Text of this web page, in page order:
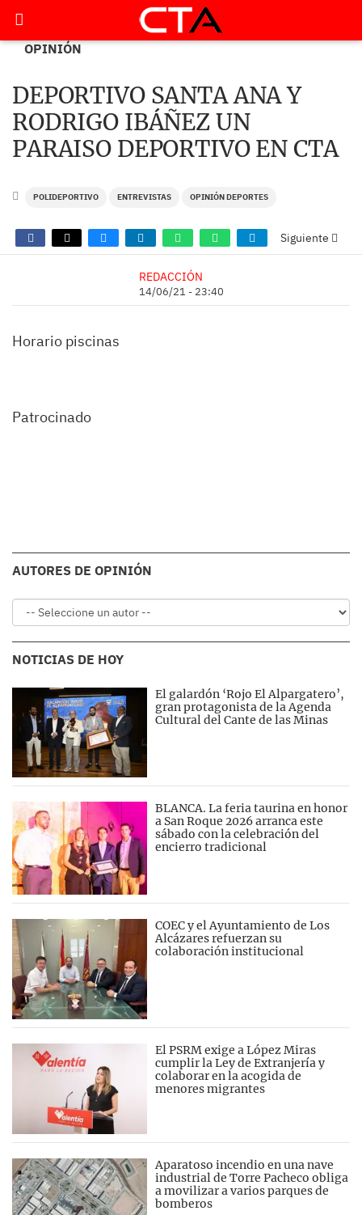
OPINIÓN
DEPORTIVO SANTA ANA Y
RODRIGO IBÁÑEZ UN
PARAISO DEPORTIVO EN CTA
POLIDEPORTIVO ENTREVISTAS OPINIÓN DEPORTES
Siguiente
REDACCIÓN
14/06/21 - 23:40
Horario piscinas
Patrocinado
AUTORES DE OPINIÓN
NOTICIAS DE HOY
El galardón ‘Rojo El Alpargatero’,
gran protagonista de la Agenda
Cultural del Cante de las Minas
BLANCA. La feria taurina en honor
a San Roque 2026 arranca este
sábado con la celebración del
encierro tradicional
COEC y el Ayuntamiento de Los
Alcázares refuerzan su
colaboración institucional
El PSRM exige a López Miras
cumplir la Ley de Extranjería y
colaborar en la acogida de
menores migrantes
Aparatoso incendio en una nave
industrial de Torre Pacheco obliga
a movilizar a varios parques de
bomberos